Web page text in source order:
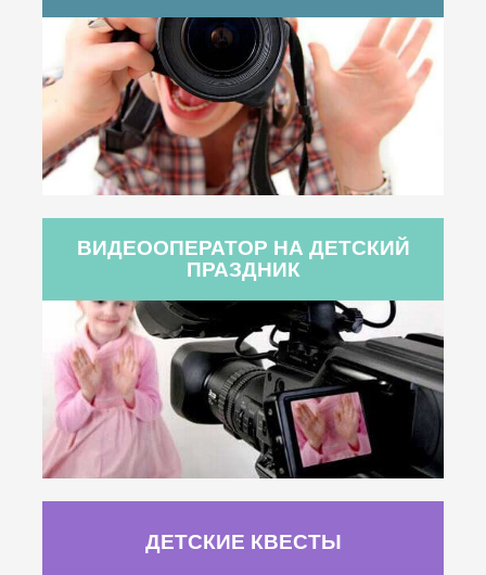
ВИДЕООПЕРАТОР НА ДЕТСКИЙ
ПРАЗДНИК
ДЕТСКИЕ КВЕСТЫ